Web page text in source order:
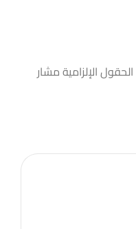
الحقول الإلزامية مشار